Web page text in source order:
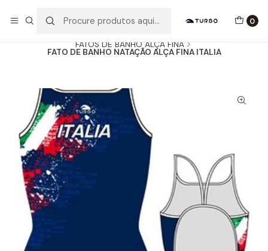
0
FATOS DE BANHO ALÇA FINA
FATO DE BANHO NATAÇÃO ALÇA FINA ITALIA